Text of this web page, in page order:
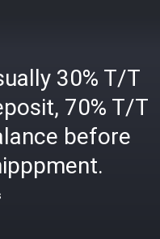
30% T/T
70% T/T
before